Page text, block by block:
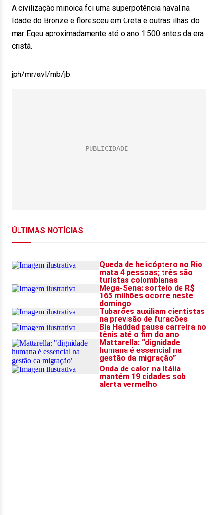
A civilização minoica foi uma superpotência naval na
Idade do Bronze e floresceu em Creta e outras ilhas do
mar Egeu aproximadamente até o ano 1.500 antes da era
cristã.
jph/mr/avl/mb/jb